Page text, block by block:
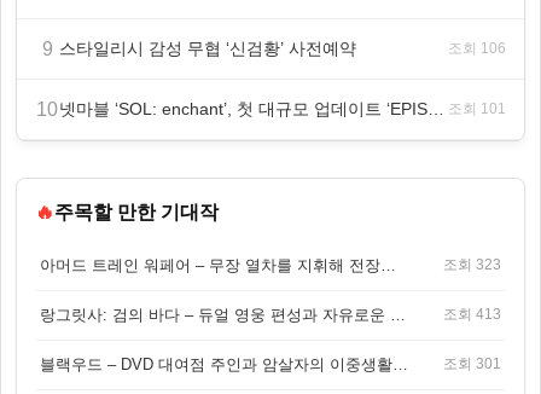
9 스타일리시 감성 무협 ‘신검황’ 사전예약 조회 106
10 조회 101
🔥주목할 만한 기대작
조회 323
조회 413
조회 301